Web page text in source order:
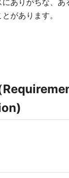
ありがちな、
があります。